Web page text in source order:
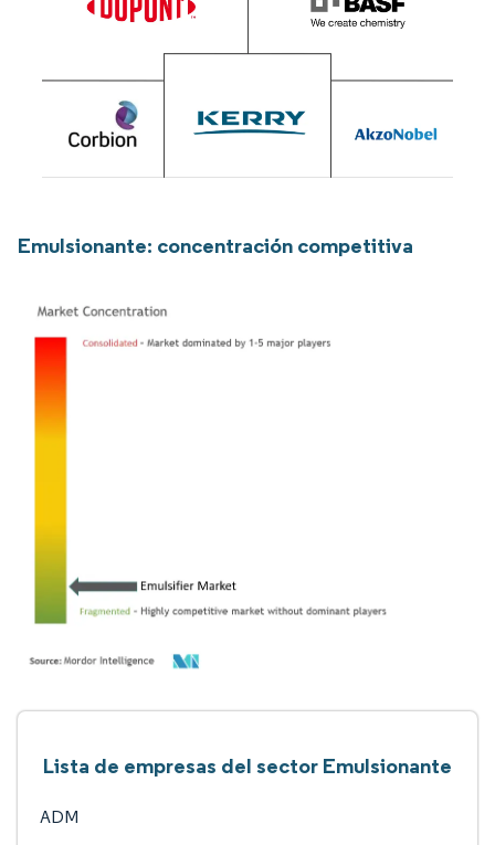
Emulsionante: concentración competitiva
Lista de empresas del sector Emulsionante
ADM